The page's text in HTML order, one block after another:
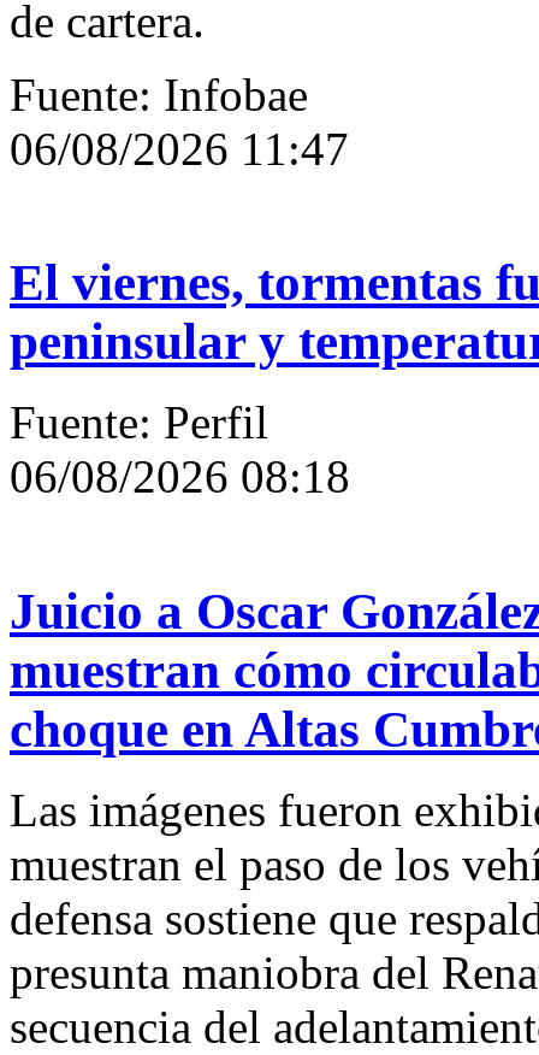
de cartera.
Fuente: Infobae
06/08/2026 11:47
El viernes, tormentas
peninsular y
Fuente: Perfil
06/08/2026 08:18
Juicio a Oscar
muestran cómo
choque en Altas
Las imágenes fueron
muestran el paso de los
defensa sostiene que
presunta maniobra del
secuencia del